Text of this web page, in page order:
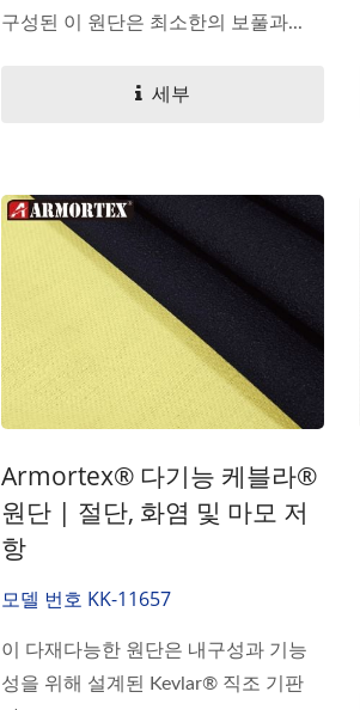
구성된 이 원단은 최소한의 보풀과...
세부
Armortex® 다기능 케블라®
원단 | 절단, 화염 및 마모 저
항
모델 번호 KK-11657
이 다재다능한 원단은 내구성과 기능
성을 위해 설계된 Kevlar® 직조 기판